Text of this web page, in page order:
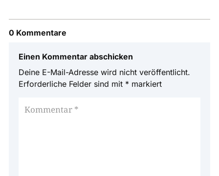
0 Kommentare
Einen Kommentar abschicken
Deine E-Mail-Adresse wird nicht veröffentlicht.
Erforderliche Felder sind mit * markiert